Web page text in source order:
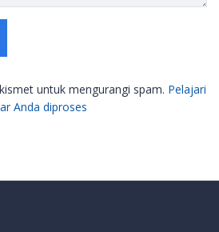
untuk mengurangi spam. Pelajari
Anda diproses